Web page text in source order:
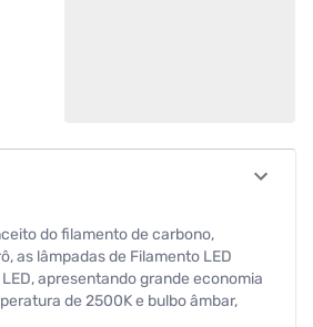
do filamento de carbono,
as lâmpadas de Filamento LED
apresentando grande economia
de 2500K e bulbo âmbar,